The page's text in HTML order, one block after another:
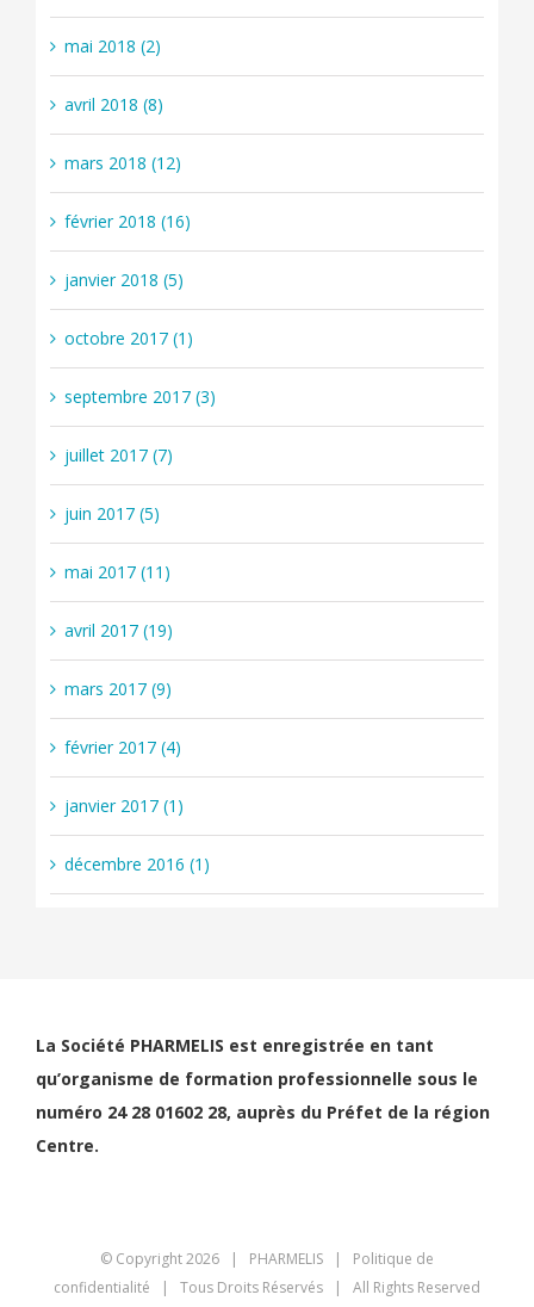
mai 2018 (2)
avril 2018 (8)
mars 2018 (12)
février 2018 (16)
janvier 2018 (5)
octobre 2017 (1)
septembre 2017 (3)
juillet 2017 (7)
juin 2017 (5)
mai 2017 (11)
avril 2017 (19)
mars 2017 (9)
février 2017 (4)
janvier 2017 (1)
décembre 2016 (1)
La Société PHARMELIS est enregistrée en tant
qu’organisme de formation professionnelle sous le
numéro 24 28 01602 28, auprès du Préfet de la région
Centre.
© Copyright2026 | PHARMELIS | Politique de
confidentialité | Tous Droits Réservés | All Rights Reserved